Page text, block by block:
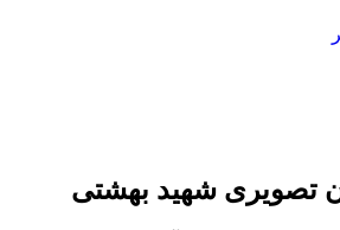
تصویری شهید بهشتی